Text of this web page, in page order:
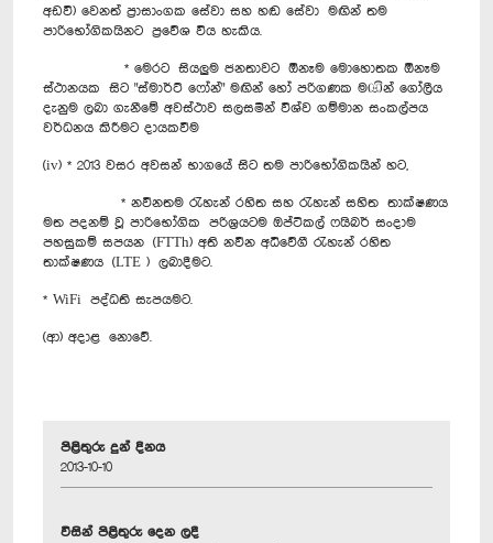
අඩවි) වෙනත් ප්‍රාසාංගක සේවා සහ හඬ සේවා මඟින් තම
පාරිභෝගිකයිනට ප්‍රවේශ විය හැකිය.
* මෙරට සියලුම ජනතාවට ඕනෑම මොහොතක ඕනෑම
ස්ථානයක සිට "ස්මාර්ට් ෆෝන්" මඟින් හෝ පරිගණක මඏින් ගෝලීය
දැනුම ලබා ගැනී‍මේ අවස්ථාව සලසමින් විශ්ව ගම්මාන සංකල්පය
වර්ධනය කිරීමට දායකවීම
(iv) * 2013 වසර අවසන් භාගයේ සිට තම පාරිභෝගිකයින් හට,
* නවීනතම රැහැන් රහිත සහ රැහැන් සහිත තාක්ෂණය
මත පදනම් වූ පාරිභෝගික පරිශ්‍රයටම ඔප්ටිකල් ෆයිබර් සංදාම
පහසුකම් සපයන (FTTh) අති නවීන අධිවේගී රැහැන් රහිත
තාක්ෂණය (LTE ) ලබාදීමට.
* WiFi පද්ධති සැපයමට.
(ආ) ‍අදාළ නොවේ.
පිළිතුරු දුන් දිනය
2013-10-10
විසින් පිළිතුරු දෙන ලදී